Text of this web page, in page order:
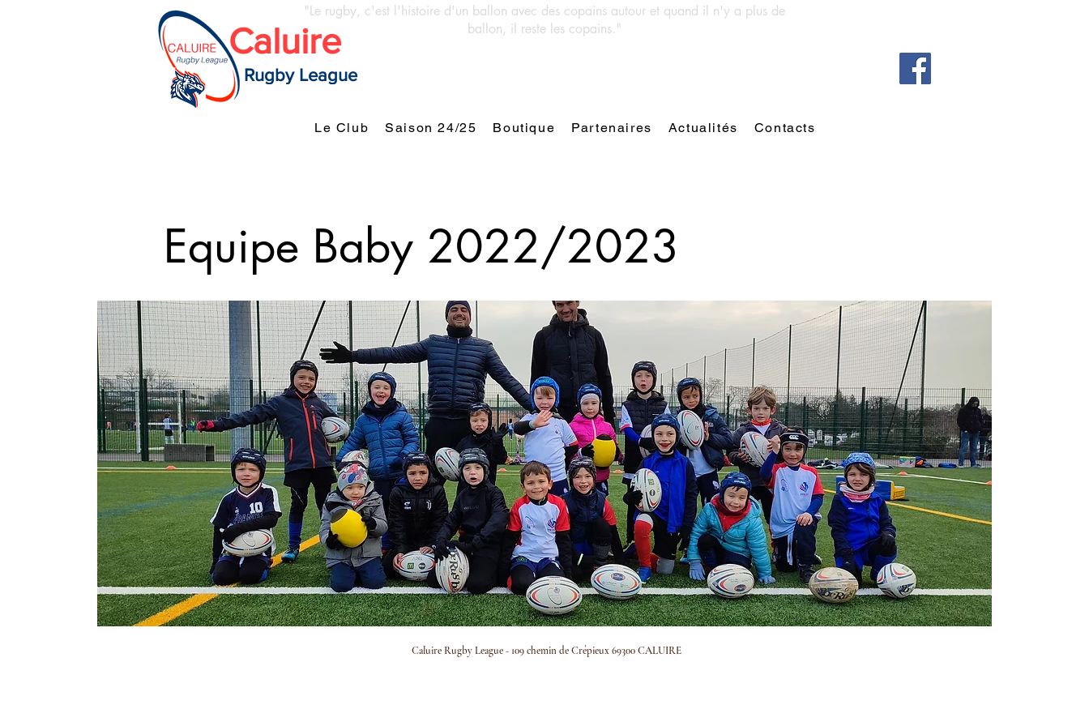
"Le rugby, c'est l'histoire d'un ballon avec des copains autour et quand il n'y a plus de
ballon, il reste les copains."
Caluire
Rugby League
Le Club Saison 24/25 Boutique Partenaires Actualités Contacts
Equipe Baby 2022/2023
Caluire Rugby League - 109 chemin de Crépieux 69300 CALUIRE